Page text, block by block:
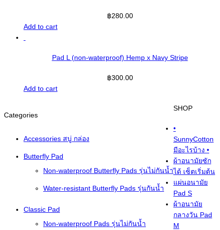
฿280.00
Add to cart
Pad L (non-waterproof) Hemp x Navy Stripe
฿300.00
Add to cart
Categories
Accessories สบู่ กล่อง
Butterfly Pad
Non-waterproof Butterfly Pads รุ่นไม่กันน้ำ
Water-resistant Butterfly Pads รุ่นกันน้ำ
Classic Pad
Non-waterproof Pads รุ่นไม่กันน้ำ
SHOP
•
SunnyCotton
มีอะไรบ้าง •
ผ้าอนามัยซัก
ได้ เซ็ตเริ่มต้น
แผ่นอนามัย
Pad S
ผ้าอนามัย
กลางวัน Pad
M